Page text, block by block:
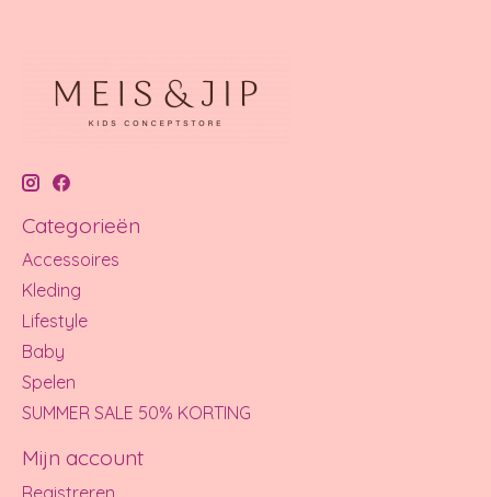
Categorieën
Accessoires
Kleding
Lifestyle
Baby
Spelen
SUMMER SALE 50% KORTING
Mijn account
Registreren